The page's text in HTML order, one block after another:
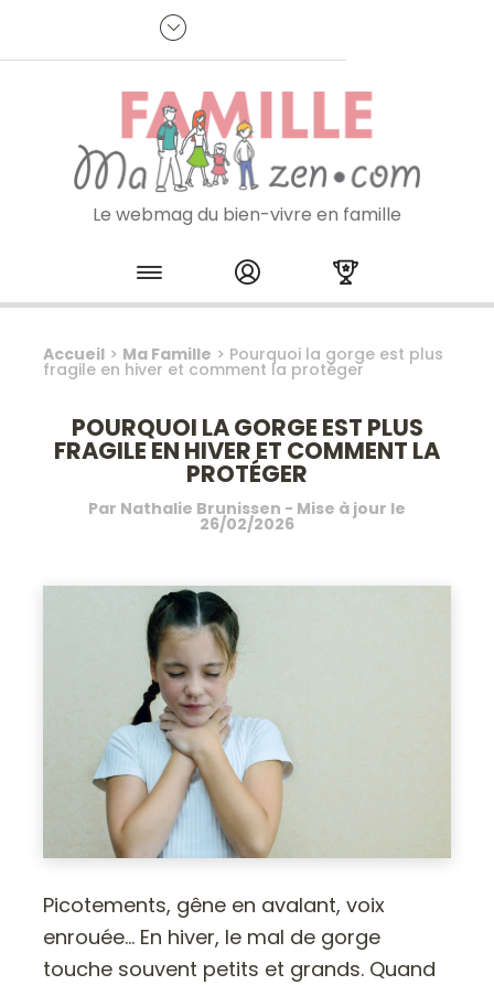
Je m'inscris à la newsletter
Le webmag du bien-vivre en famille
Skip to content
Accueil > Ma Famille > Pourquoi la gorge est plus
fragile en hiver et comment la protéger
POURQUOI LA GORGE EST PLUS
FRAGILE EN HIVER ET COMMENT LA
PROTÉGER
Par Nathalie Brunissen - Mise à jour le
26/02/2026
Picotements, gêne en avalant, voix
enrouée… En hiver, le mal de gorge
touche souvent petits et grands. Quand
Panneau de gestion des cookies